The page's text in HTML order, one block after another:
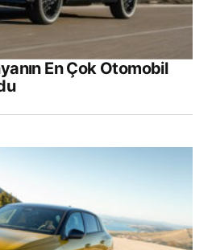
En Çok Otomobil